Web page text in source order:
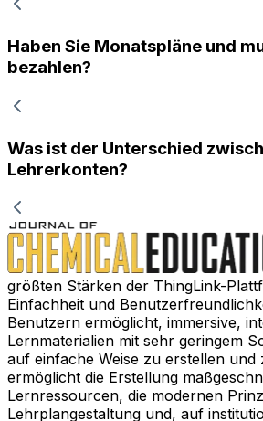
Haben Sie Monatspläne und
bezahlen?
Was ist der Unterschied
Lehrerkonten?
größten Stärken der ThingLink-
Einfachheit und
Benutzern ermöglicht, immersive,
Lernmaterialien mit sehr geringem
auf einfache Weise zu erstellen und
ermöglicht die Erstellung
Lernressourcen, die modernen
Lehrplangestaltung und, auf